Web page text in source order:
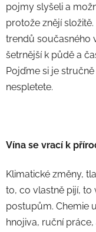
pojmy slyšeli a
protože znějí
trendů současného
šetrnější k půdě a
Pojďme si je
nespletete.
Vína se vrací k
Klimatické změny,
to, co vlastně pijí, to
postupům. Chemie
hnojiva, ruční